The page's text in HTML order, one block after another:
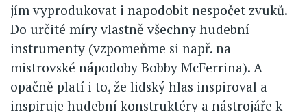
jím vyprodukovat i napodobit nespočet zvuků.
Do určité míry vlastně všechny hudební
instrumenty (vzpomeňme si např. na
mistrovské nápodoby Bobby McFerrina). A
opačně platí i to, že lidský hlas inspiroval a
inspiruje hudební konstruktéry a nástrojáře k